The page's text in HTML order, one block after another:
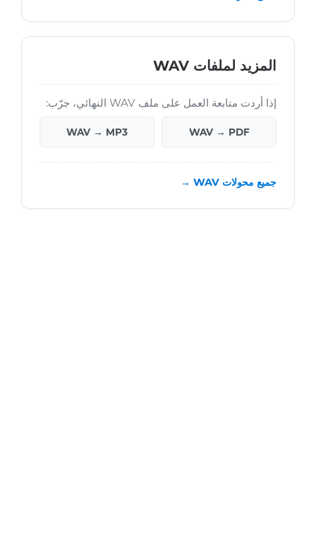
المزيد لملفات WAV
إذا أردت متابعة العمل على ملف WAV النهائي، جرّب:
WAV → PDF
WAV → MP3
جميع محولات WAV →